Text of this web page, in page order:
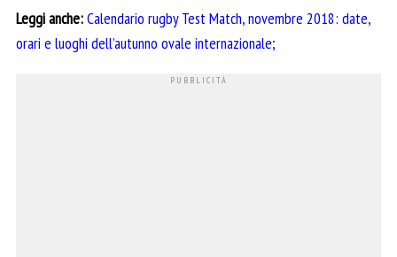
Leggi anche:Calendario rugby Test Match, novembre 2018: date,
orari e luoghi dell’autunno ovale internazionale;